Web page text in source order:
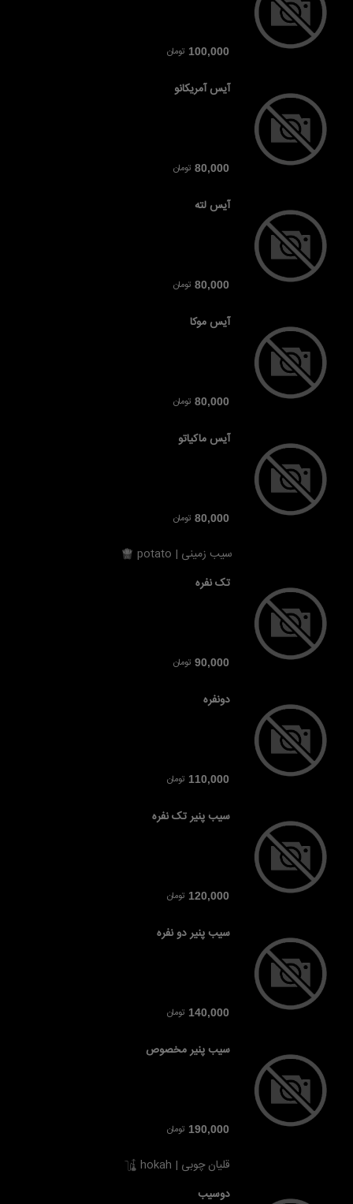
100,000 تومان
آیس آمریکانو
80,000 تومان
آیس لته
80,000 تومان
آیس موکا
80,000 تومان
آیس ماکیاتو
80,000 تومان
سیب زمینی | potato
تک نفره
90,000 تومان
دونفره
110,000 تومان
سیب پنیر تک نفره
120,000 تومان
سیب پنیر دو نفره
140,000 تومان
سیب پنیر مخصوص
190,000 تومان
قلیان چوبی | hokah
دوسیب